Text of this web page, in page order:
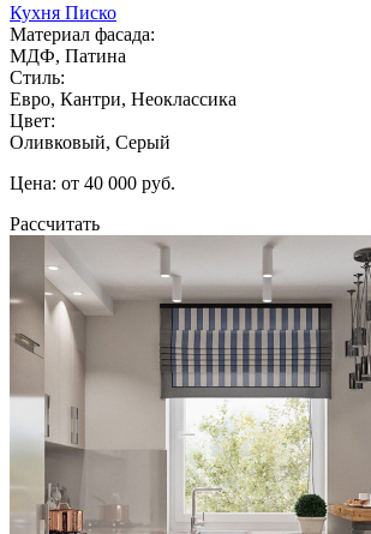
Кухня Писко
Материал фасада:
МДФ, Патина
Стиль:
Евро, Кантри, Неоклассика
Цвет:
Оливковый, Серый
Цена: от 40 000 руб.
Рассчитать